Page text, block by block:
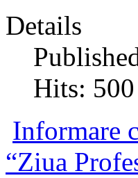
Details
Hits: 500
Informare
“Ziua